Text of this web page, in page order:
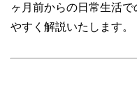
ヶ月前からの日常生活
やすく解説いたします。